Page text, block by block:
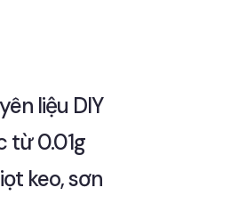
liệu DIY
từ 0.01g
keo, sơn